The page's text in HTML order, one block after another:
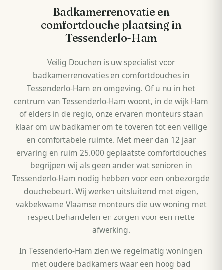
Badkamerrenovatie en
comfortdouche plaatsing in
Tessenderlo-Ham
Veilig Douchen is uw specialist voor
badkamerrenovaties en comfortdouches in
Tessenderlo-Ham en omgeving. Of u nu in het
centrum van Tessenderlo-Ham woont, in de wijk Ham
of elders in de regio, onze ervaren monteurs staan
klaar om uw badkamer om te toveren tot een veilige
en comfortabele ruimte. Met meer dan 12 jaar
ervaring en ruim 25.000 geplaatste comfortdouches
begrijpen wij als geen ander wat senioren in
Tessenderlo-Ham nodig hebben voor een onbezorgde
douchebeurt. Wij werken uitsluitend met eigen,
vakbekwame Vlaamse monteurs die uw woning met
respect behandelen en zorgen voor een nette
afwerking.
In Tessenderlo-Ham zien we regelmatig woningen
met oudere badkamers waar een hoog bad